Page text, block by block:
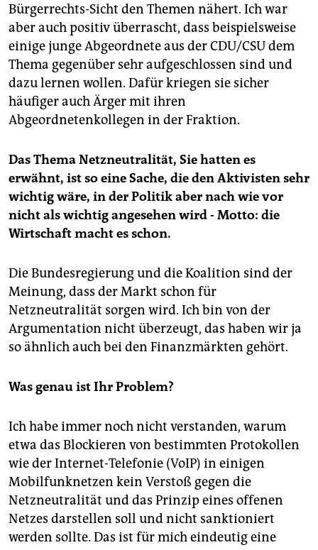
Bürgerrechts-Sicht den Themen nähert. Ich war
aber auch positiv überrascht, dass beispielsweise
einige junge Abgeordnete aus der CDU/CSU dem
Thema gegenüber sehr aufgeschlossen sind und
dazu lernen wollen. Dafür kriegen sie sicher
häufiger auch Ärger mit ihren
Abgeordnetenkollegen in der Fraktion.
Das Thema Netzneutralität, Sie hatten es
erwähnt, ist so eine Sache, die den Aktivisten sehr
wichtig wäre, in der Politik aber nach wie vor
nicht als wichtig angesehen wird - Motto: die
Wirtschaft macht es schon.
Die Bundesregierung und die Koalition sind der
Meinung, dass der Markt schon für
Netzneutralität sorgen wird. Ich bin von der
Argumentation nicht überzeugt, das haben wir ja
so ähnlich auch bei den Finanzmärkten gehört.
Was genau ist Ihr Problem?
Ich habe immer noch nicht verstanden, warum
etwa das Blockieren von bestimmten Protokollen
wie der Internet-Telefonie (VoIP) in einigen
Mobilfunknetzen kein Verstoß gegen die
Netzneutralität und das Prinzip eines offenen
Netzes darstellen soll und nicht sanktioniert
werden sollte. Das ist für mich eindeutig eine